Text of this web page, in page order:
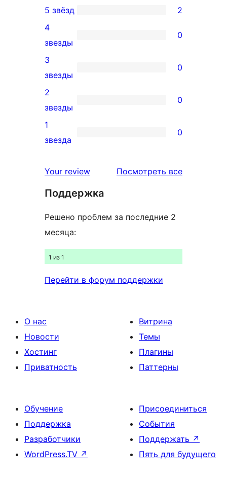
2
5-
звездный
отзыв
5 звёзд 2
0
4-
звездный
отзыв
4
звезды
0
0
3-
звездный
отзыв
3
звезды
0
0
2-
звездный
2
звезды
0
0
звездный
1
звезда
0
Your review Посмотреть всеотзывы
Поддержка
Решено проблем за последние 2
месяца:
1 из 1
Перейти в форум поддержки
О нас
Новости
Хостинг
Приватность
Витрина
Темы
Плагины
Паттерны
Обучение
Поддержка
Разработчики
WordPress.TV ↗
Присоединиться
События
Поддержать ↗
Пять для будущего